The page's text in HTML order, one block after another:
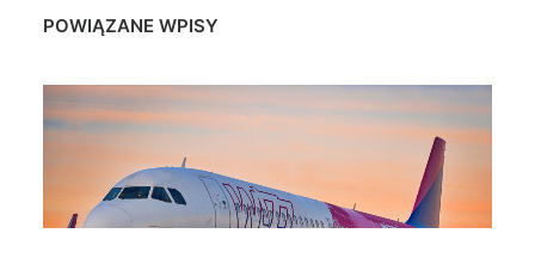
POWIĄZANE WPISY